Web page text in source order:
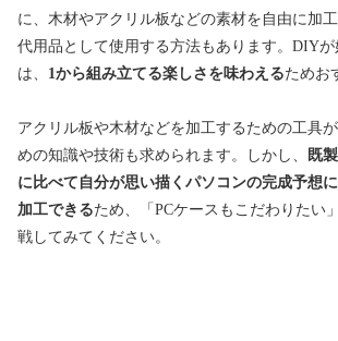
に、木材やアクリル板などの素材を自由に加
代用品として使用する方法もあります。DIY
は、 1から組み立てる楽しさを味わえるためお
アクリル板や木材などを加工するための工具
めの知識や技術も求められます。しかし、
既
に比べて自分が思い描くパソコンの完成予想
加工できるため、「PCケースもこだわりたい
戦してみてください。